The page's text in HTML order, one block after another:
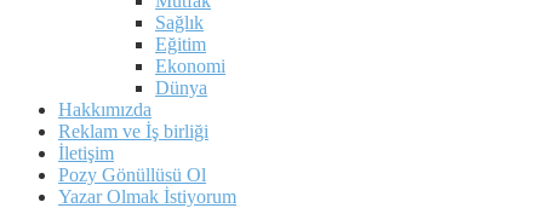
Sağlık
Eğitim
Ekonomi
Dünya
Hakkımızda
Reklam ve İş birliği
İletişim
Pozy Gönüllüsü Ol
Yazar Olmak İstiyorum